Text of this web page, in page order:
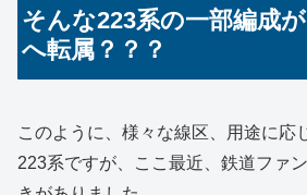
そんな223系の一部編成
へ転属？？？
このように、様々な線区、用途に応
223系ですが、ここ最近、鉄道ファ